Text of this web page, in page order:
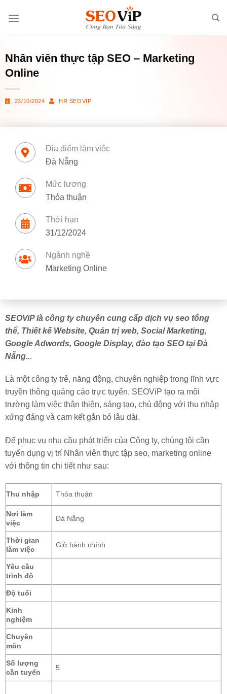
Nhân viên thực tập SEO – Marketing
Online
23/10/2024 HR SEOVIP
Địa điểm làm việc
Đà Nẵng
Mức lương
Thỏa thuận
Thời hạn
31/12/2024
Ngành nghề
Marketing Online
SEOViP là công ty chuyên cung cấp dịch vụ seo tổng
thể, Thiết kế Website, Quản trị web, Social Marketing,
Google Adwords, Google Display, đào tạo SEO tại Đà
Nẵng...
Là một công ty trẻ, năng động, chuyên nghiệp trong lĩnh vực
truyền thông quảng cáo trực tuyến, SEOViP tạo ra môi
trường làm việc thân thiện, sáng tạo, chủ động với thu nhập
xứng đáng và cam kết gắn bó lâu dài.
Để phục vụ nhu cầu phát triển của Công ty, chúng tôi cần
tuyển dụng vị trí Nhân viên thực tập seo, marketing online
với thông tin chi tiết như sau:
Thu nhập Thỏa thuận
Nơi làm
việc
Đà Nẵng
Thời gian
làm việc
Giờ hành chính
Yêu cầu
trình độ
Độ tuổi
Kinh
nghiệm
Chuyên
môn
Số lượng
cần tuyển
5